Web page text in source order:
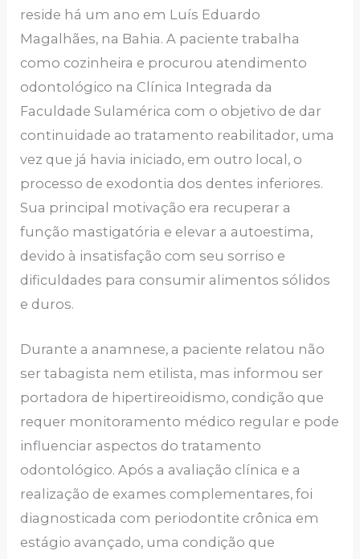
reside há um ano em Luís Eduardo
Magalhães, na Bahia. A paciente trabalha
como cozinheira e procurou atendimento
odontológico na Clínica Integrada da
Faculdade Sulamérica com o objetivo de dar
continuidade ao tratamento reabilitador, uma
vez que já havia iniciado, em outro local, o
processo de exodontia dos dentes inferiores.
Sua principal motivação era recuperar a
função mastigatória e elevar a autoestima,
devido à insatisfação com seu sorriso e
dificuldades para consumir alimentos sólidos
e duros.
Durante a anamnese, a paciente relatou não
ser tabagista nem etilista, mas informou ser
portadora de hipertireoidismo, condição que
requer monitoramento médico regular e pode
influenciar aspectos do tratamento
odontológico. Após a avaliação clínica e a
realização de exames complementares, foi
diagnosticada com periodontite crônica em
estágio avançado, uma condição que